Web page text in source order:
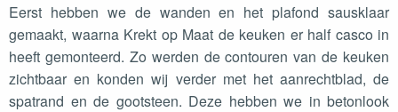
Eerst hebben we de wanden en het plafond sausklaar
gemaakt, waarna Krekt op Maat de keuken er half casco in
heeft gemonteerd. Zo werden de contouren van de keuken
zichtbaar en konden wij verder met het aanrechtblad, de
spatrand en de gootsteen. Deze hebben we in betonlook